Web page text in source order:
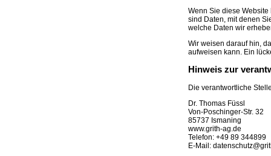
Wenn Sie diese
sind Daten, mit denen
welche Daten wir
Wir weisen darauf hin,
aufweisen kann. Ein
Hinweis zur
Die verantwortliche
Dr. Thomas Füssl
Von-Poschinger-Str. 32
85737 Ismaning
www.grith-ag.de
Telefon: +49 89 344899
E-Mail: